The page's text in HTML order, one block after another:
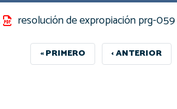
resolución de expropiación prg-059
PRIMERA
« PRIMERO
PÁGINA
‹ ANTERIOR